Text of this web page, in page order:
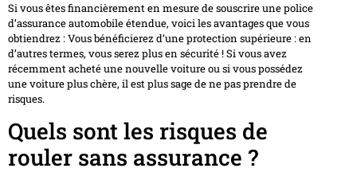
Si vous êtes financièrement en mesure de souscrire une police
d’assurance automobile étendue, voici les avantages que vous
obtiendrez : Vous bénéficierez d’une protection supérieure : en
d’autres termes, vous serez plus en sécurité ! Si vous avez
récemment acheté une nouvelle voiture ou si vous possédez
une voiture plus chère, il est plus sage de ne pas prendre de
risques.
Quels sont les risques de
rouler sans assurance ?